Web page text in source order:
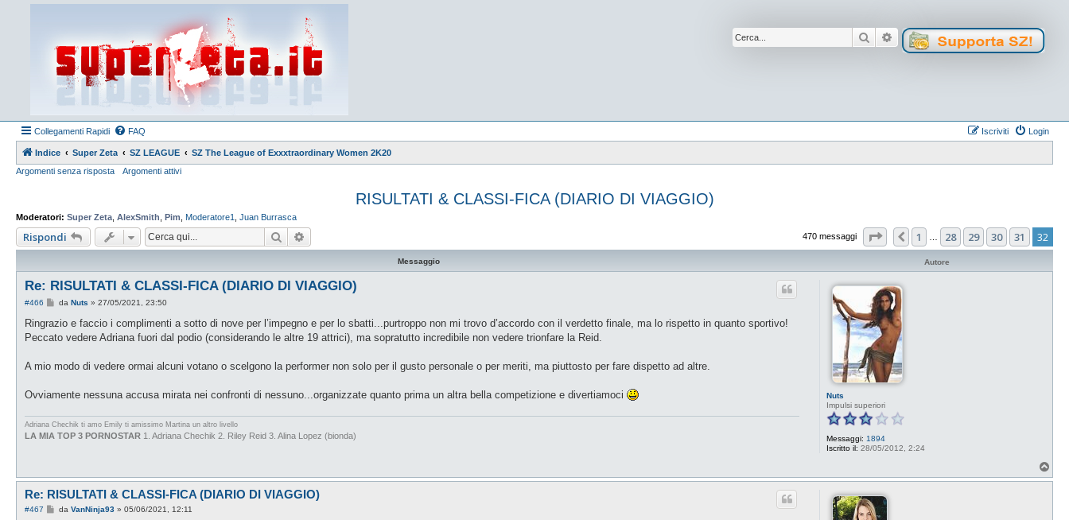
Cerca Ricerca avanzata
Collegamenti Rapidi FAQ Login
Iscriviti
Indice Super Zeta SZ LEAGUE
SZ The League of Exxxtraordinary Women 2K20
Argomenti senza risposta
Argomenti attivi
RISULTATI & CLASSI-FICA (DIARIO DI VIAGGIO)
Moderatori: Super Zeta AlexSmith Pim Moderatore1 Juan Burrasca
Rispondi Cerca 470 messaggi Pagina di32
Precedente
1 28 29 30 31 32
Messaggio Autore
Nuts
Impulsi superiori
Messaggi: 1894
Iscritto il: 28/05/2012, 2:24
Re: RISULTATI & CLASSI-FICA (DIARIO DI VIAGGIO)
#466
M
s
a
i
da Nuts » 27/05/2021, 23:50
Ringrazio e faccio i complimenti a sotto di nove per l’impegno e per lo sbatti...purtroppo non mi trovo d’accordo con il verdetto finale, ma lo rispetto in quanto sportivo!
Peccato vedere Adriana fuori dal podio (considerando le altre 19 attrici), ma sopratutto incredibile non vedere trionfare la Reid.
A mio modo di vedere ormai alcuni votano o scelgono la performer non solo per il gusto personale o per meriti, ma piuttosto per fare dispetto ad altre.
Ovviamente nessuna accusa mirata nei confronti di nessuno...organizzate quanto prima un altra bella competizione e divertiamoci
Adriana Chechik ti amo Emily ti amissimo Martina un altro livello
LA MIA TOP 3 PORNOSTAR 1. Adriana Chechik 2. Riley Reid 3. Alina Lopez (bionda)
o
Re: RISULTATI & CLASSI-FICA (DIARIO DI VIAGGIO)
#467
Mda VanNinja93» 05/06/2021, 12:11